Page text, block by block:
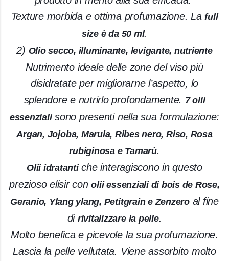
Texture morbida e ottima profumazione. La full
size è da 50 ml.
2) Olio secco, illuminante, levigante, nutriente
Nutrimento ideale delle zone del viso più
disidratate per migliorarne l’aspetto, lo
splendore e nutrirlo profondamente. 7 olii
essenzialisono presenti nella sua formulazione:
Argan, Jojoba, Marula, Ribes nero, Riso, Rosa
rubiginosa e Tamarù.
Olii idratantiche interagiscono in questo
prezioso elisir conolii essenziali di bois de Rose,
Geranio, Ylang ylang, Petitgrain e Zenzeroal fine
di rivitalizzare la pelle.
Molto benefica e picevole la sua profumazione.
Lascia la pelle vellutata. Viene assorbito molto